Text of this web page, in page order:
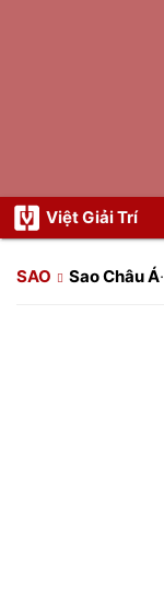
Việt Giải Trí
SAO Sao Châu Á·